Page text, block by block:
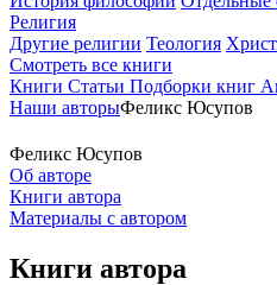
Религия
Другие религии Теология
Смотреть все книги
Книги Статьи Подборки книг
Наши авторыФеликс Юсупов
Феликс Юсупов
Об авторе
Книги автора
Материалы с автором
Книги автора